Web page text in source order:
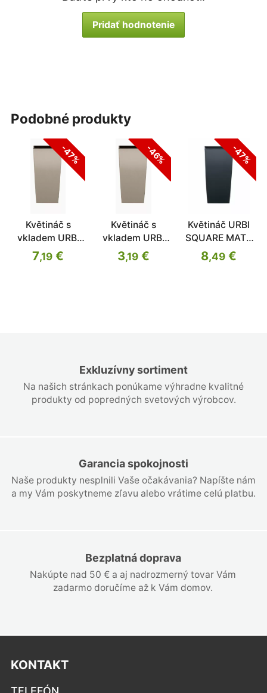
Exkluzívny sortiment
Na našich stránkach ponúkame výhradne kvalitné
produkty od popredných svetových výrobcov.
Garancia spokojnosti
Naše produkty nesplnili Vaše očakávania? Napíšte nám
a my Vám poskytneme zľavu alebo vrátime celú platbu.
Bezplatná doprava
Nakúpte nad 50 € a aj nadrozmerný tovar Vám
zadarmo doručíme až k Vám domov.
Pridať hodnotenie
podobné produkty
-47%
Květináč s
vkladem URBI
SQUARE MATT
mocca 24cm
7,19 €
-46%
Květináč s
vkladem URBI
SQUARE MATT
mocca 22cm
3,19€
-47%
Květináč URBI
SQUARE MATT
antracit 26,5cm
8,49 €
KONTAKT